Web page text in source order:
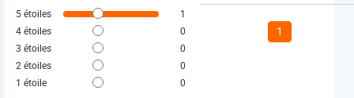
5 étoiles
1
4 étoiles
0
3 étoiles
0
2 étoiles
0
1 étoile 0
1